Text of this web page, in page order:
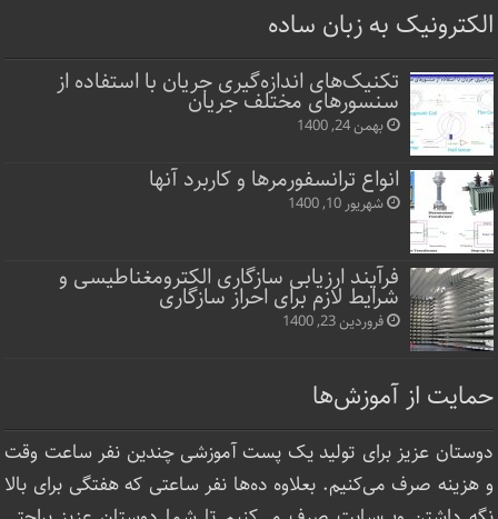
الکترونیک به زبان ساده
تکنیک‌های اندازه‌گیری جریان با استفاده از
سنسورهای مختلف جریان
بهمن 24, 1400
انواع ترانسفورمرها و کاربرد آنها
شهریور 10, 1400
فرآیند ارزیابی سازگاری الکترومغناطیسی و
شرایط لازم برای احراز سازگاری
فروردین 23, 1400
حمایت از آموزش‌ها
دوستان عزیز برای تولید یک پست آموزشی چندین نفر ساعت‌ وقت
و هزینه صرف می‌کنیم. بعلاوه ده‌ها نفر ساعتی که هفتگی برای بالا